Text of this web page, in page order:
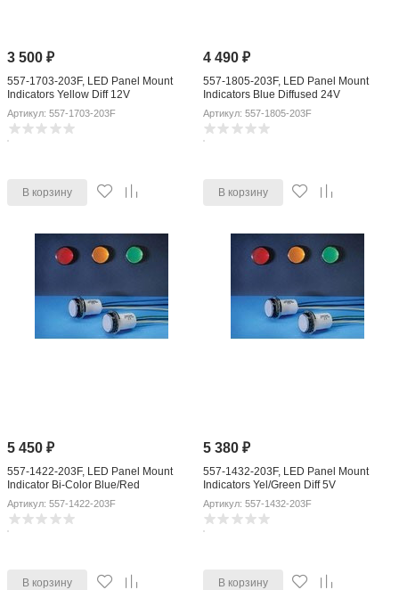
3 500₽
557-1703-203F, LED Panel Mount
Indicators Yellow Diff 12V
Артикул: 557-1703-203F
В корзину
4 490 ₽
557-1805-203F, LED Panel Mount
Indicators Blue Diffused 24V
Артикул: 557-1805-203F
В корзину
5 450₽
557-1422-203F, LED Panel Mount
Indicator Bi-Color Blue/Red
625mcd/425mcd 3-Pin
Артикул: 557-1422-203F
В корзину
5 380 ₽
557-1432-203F, LED Panel Mount
Indicators Yel/Green Diff 5V
Артикул: 557-1432-203F
В корзину